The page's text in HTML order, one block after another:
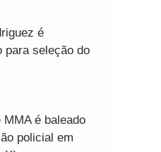
é
para seleção do
MMA é baleado
policial em